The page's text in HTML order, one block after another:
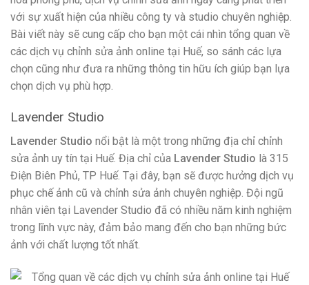
với sự xuất hiện của nhiều công ty và studio chuyên nghiệp.
Bài viết này sẽ cung cấp cho bạn một cái nhìn tổng quan về
các dịch vụ chỉnh sửa ảnh online tại Huế, so sánh các lựa
chọn cũng như đưa ra những thông tin hữu ích giúp bạn lựa
chọn dịch vụ phù hợp.
Lavender Studio
Lavender Studio nổi bật là một trong những địa chỉ chỉnh
sửa ảnh uy tín tại Huế. Địa chỉ của Lavender Studio là 315
Điện Biên Phủ, TP Huế. Tại đây, bạn sẽ được hưởng dịch vụ
phục chế ảnh cũ và chỉnh sửa ảnh chuyên nghiệp. Đội ngũ
nhân viên tại Lavender Studio đã có nhiều năm kinh nghiệm
trong lĩnh vực này, đảm bảo mang đến cho bạn những bức
ảnh với chất lượng tốt nhất.